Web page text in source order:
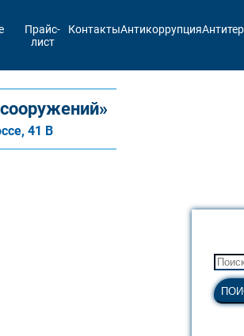
Прайс-
лист
КонтактыАнтикоррупция
41 В